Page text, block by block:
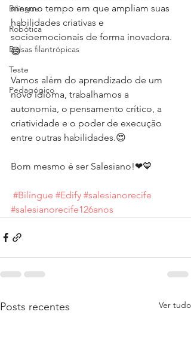
Bilíngue
Robótica
Bolsas filantrópicas
Teste
Pedagógico
mesmo tempo em que ampliam suas
habilidades criativas e
socioemocionais de forma inovadora.
😄
Vamos além do aprendizado de um
novo idioma, trabalhamos a
autonomia, o pensamento crítico, a
criatividade e o poder de execução
entre outras habilidades.😍
Bom mesmo é ser Salesiano!❤💙
#Bilíngue #Edify #salesianorecife
#salesianorecife126anos
Posts recentes Ver tudo